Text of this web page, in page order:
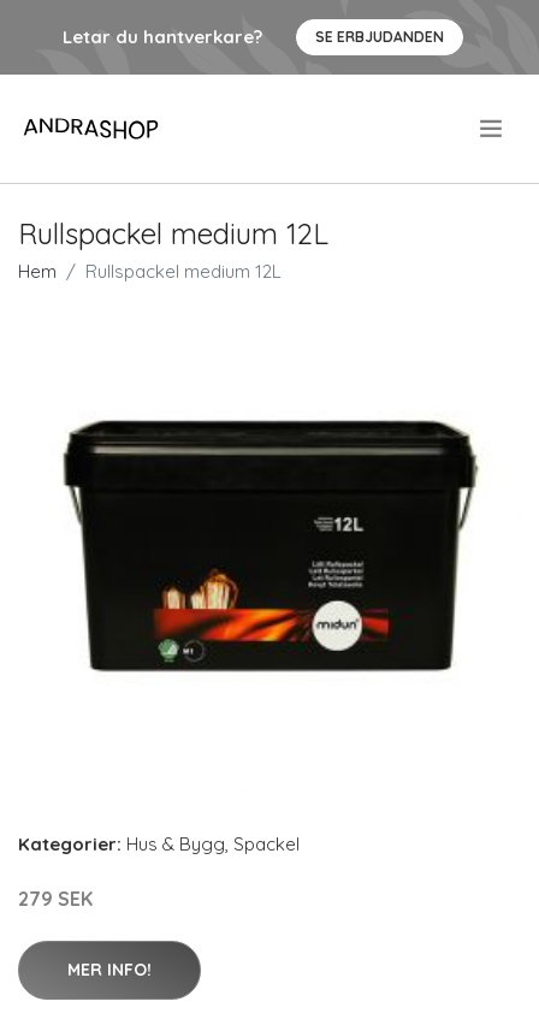
Letar du hantverkare? SE ERBJUDANDEN
Rullspackel medium 12L
Hem Rullspackel medium 12L
Kategorier: Hus & Bygg, Spackel
279 SEK
MER INFO!